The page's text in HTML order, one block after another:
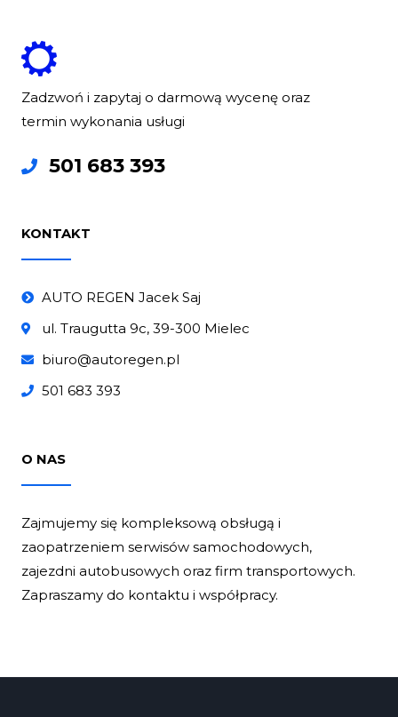
Zadzwoń i zapytaj o darmową wycenę oraz
termin wykonania usługi
501 683 393
KONTAKT
AUTO REGEN Jacek Saj
ul. Traugutta 9c, 39-300 Mielec
biuro@autoregen.pl
501 683 393
O NAS
Zajmujemy się kompleksową obsługą i
zaopatrzeniem serwisów samochodowych,
zajezdni autobusowych oraz firm transportowych.
Zapraszamy do kontaktu i współpracy.